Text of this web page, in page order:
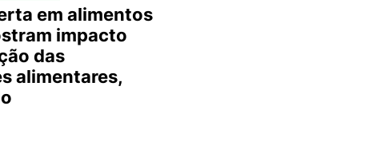
em alimentos
impacto
das
alimentares,